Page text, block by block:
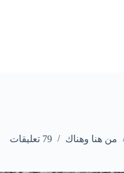
من هنا وهناك 79 تعليقات